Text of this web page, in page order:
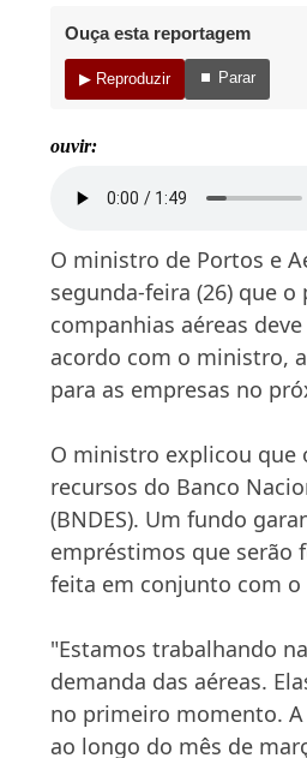
Ouça esta reportagem
▶ Reproduzir ⏹ Parar
ouvir:
O ministro de Portos e
segunda-feira (26) que
companhias aéreas
acordo com o ministro,
para as empresas no
O ministro explicou que
recursos do Banco
(BNDES). Um fundo
empréstimos que serão
feita em conjunto com o
"Estamos trabalhando
demanda das aéreas.
no primeiro momento.
ao longo do mês de